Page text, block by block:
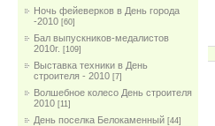
Ночь фейеверков в День города
-2010 [60]
Бал выпускников-медалистов
2010г. [109]
Выставка техники в День
строителя - 2010 [7]
Волшебное колесо День строителя
2010 [11]
День поселка Белокаменный [44]